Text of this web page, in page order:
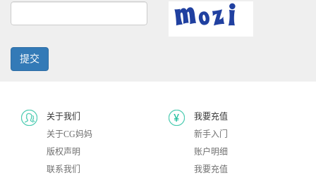
提交
关于我们
关于CG妈妈
版权声明
联系我们
我要充值
新手入门
账户明细
我要充值